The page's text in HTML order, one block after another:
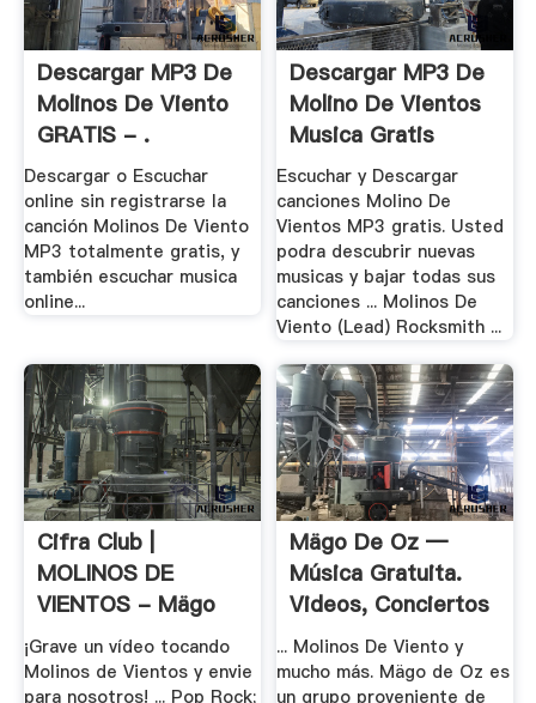
Descargar MP3 De
Molinos De Viento
GRATIS - .
Descargar o Escuchar
online sin registrarse la
canción Molinos De Viento
MP3 totalmente gratis, y
también escuchar musica
online...
Descargar MP3 De
Molino De Vientos
Musica Gratis
Escuchar y Descargar
canciones Molino De
Vientos MP3 gratis. Usted
podra descubrir nuevas
musicas y bajar todas sus
canciones ... Molinos De
Viento (Lead) Rocksmith ...
Cifra Club |
MOLINOS DE
VIENTOS - Mägo
De Oz .
¡Grave un vídeo tocando
Molinos de Vientos y envie
para nosotros! ... Pop Rock;
Mägo De Oz —
Música Gratuita.
Videos, Conciertos
...
... Molinos De Viento y
mucho más. Mägo de Oz es
un grupo proveniente de